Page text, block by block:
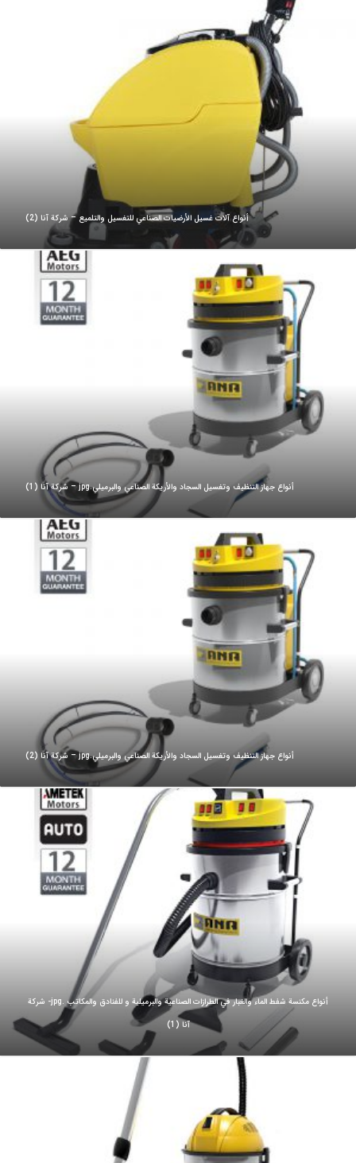
أنواع آلات غسيل الأرضيات الصناعي للتغسيل والتلميع – شركة آنا (2)
أنواع جهاز التنظيف وتغسيل السجاد والأريكة الصناعي والبرميلي.jpg – شركة آنا (1)
أنواع جهاز التنظيف وتغسيل السجاد والأريكة الصناعي والبرميلي.jpg – شركة آنا (2)
أنواع مكنسة شفط الماء والغبار في الطرازات الصناعية والبرميلية و للفنادق والمكاتب .jpg- شركة
آنا (1)